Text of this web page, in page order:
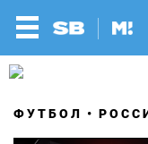
ФУТБОЛ